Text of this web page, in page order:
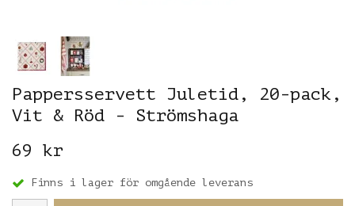
Pappersservett Juletid, 20-pack,
Vit & Röd - Strömshaga
69 kr
Finns i lager för omgående leverans